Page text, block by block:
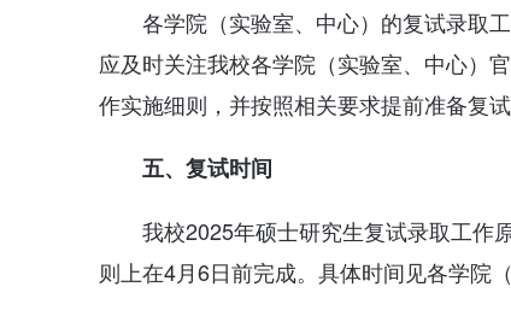
各学院（实验室、中心）的复试录取
应及时关注我校各学院（实验室、中心）
作实施细则，并按照相关要求提前准备复
五、复试时间
我校2025年硕士研究生复试录取工作
则上在4月6日前完成。具体时间见各学院